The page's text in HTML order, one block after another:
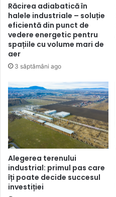
Răcirea adiabatică în
halele industriale – soluție
eficientă din punct de
vedere energetic pentru
spațiile cu volume mari de
aer
3 săptămâni ago
Alegerea terenului
industrial: primul pas care
îți poate decide succesul
investiției